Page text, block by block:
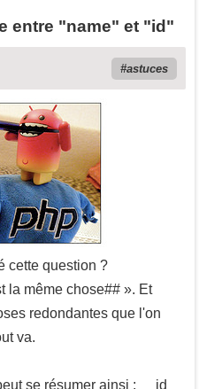
entre "name" et "id"
astuces
cette question ?
la même chose## ». Et
redondantes que l'on
va.
se résumer ainsi : __id__